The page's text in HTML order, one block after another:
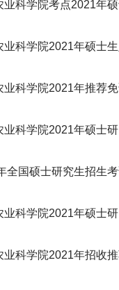
业科学院考点2021年
业科学院2021年硕士
业科学院2021年推荐
业科学院2021年硕士
全国硕士研究生招生
业科学院2021年硕士
业科学院2021年招收